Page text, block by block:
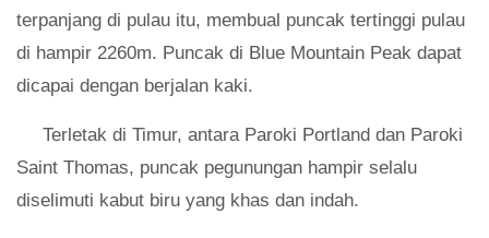
terpanjang di pulau itu, membual puncak tertinggi pulau
di hampir 2260m. Puncak di Blue Mountain Peak dapat
dicapai dengan berjalan kaki.
Terletak di Timur, antara Paroki Portland dan Paroki
Saint Thomas, puncak pegunungan hampir selalu
diselimuti kabut biru yang khas dan indah.